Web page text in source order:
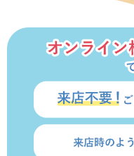
iDeCo（個人型確定拠出年
ロボアドバイザークラウドフ
WealthNavi for イオン銀行
まいクラウドファンディング
住宅ローン
新規お借入れの方
お借換えの方